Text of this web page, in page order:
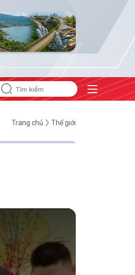
#Căng thẳng Trung Đông #An
Trang chủ Thế giới